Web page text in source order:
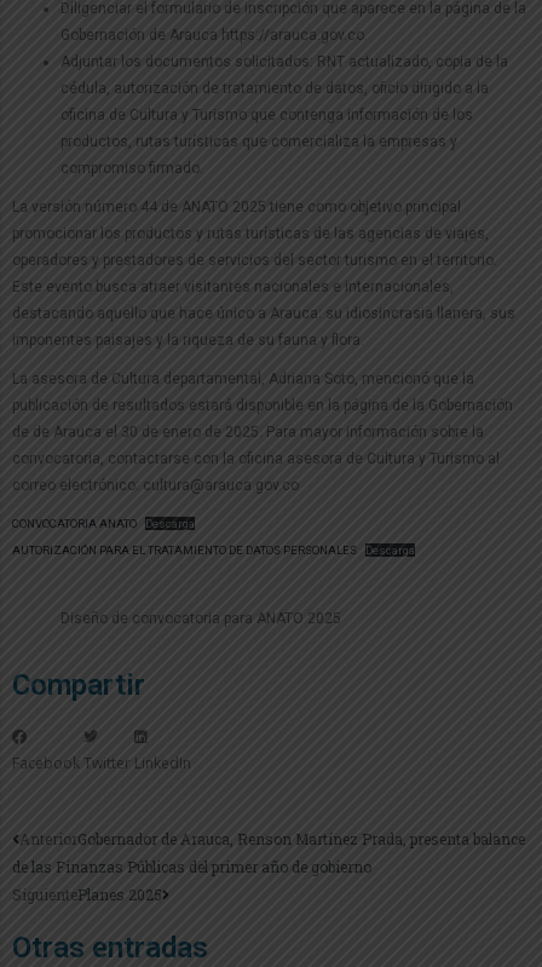
Diligenciar el formulario de inscripción que aparece en la página de la
Gobernación de Arauca https://arauca.gov.co.
Adjuntar los documentos solicitados: RNT actualizado, copia de la
cédula, autorización de tratamiento de datos, oficio dirigido a la
oficina de Cultura y Turismo que contenga información de los
productos, rutas turísticas que comercializa la empresas y
compromiso firmado.
La versión número 44 de ANATO 2025 tiene como objetivo principal
promocionar los productos y rutas turísticas de las agencias de viajes,
operadores y prestadores de servicios del sector turismo en el territorio.
Este evento busca atraer visitantes nacionales e internacionales,
destacando aquello que hace único a Arauca: su idiosincrasia llanera, sus
imponentes paisajes y la riqueza de su fauna y flora.
La asesora de Cultura departamental, Adriana Soto, mencionó que la
publicación de resultados estará disponible en la página de la Gobernación
de de Arauca el 30 de enero de 2025. Para mayor información sobre la
convocatoria, contactarse con la oficina asesora de Cultura y Turismo al
correo electrónico: cultura@arauca.gov.co
CONVOCATORIA ANATO
Descarga
AUTORIZACIÓN PARA EL TRATAMIENTO DE DATOS PERSONALES
Descarga
Diseño de convocatoria para ANATO 2025
Compartir
FacebookTwitter LinkedIn
AnteriorGobernador de Arauca, Renson Martínez Prada, presenta balance
de las Finanzas Públicas del primer año de gobierno
SiguientePlanes 2025
Otras entradas